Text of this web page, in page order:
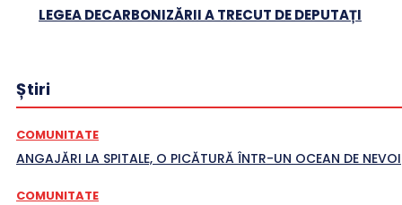
LEGEA DECARBONIZĂRII A TRECUT DE DEPUTAȚI
Știri
COMUNITATE
ANGAJĂRI LA SPITALE, O PICĂTURĂ ÎNTR-UN OCEAN DE NEVOI
COMUNITATE